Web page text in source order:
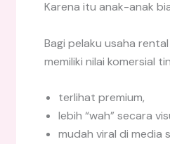
Karena itu anak-anak
Bagi pelaku usaha
memiliki nilai komersial
terlihat premium,
lebih “wah” secara
mudah viral di media